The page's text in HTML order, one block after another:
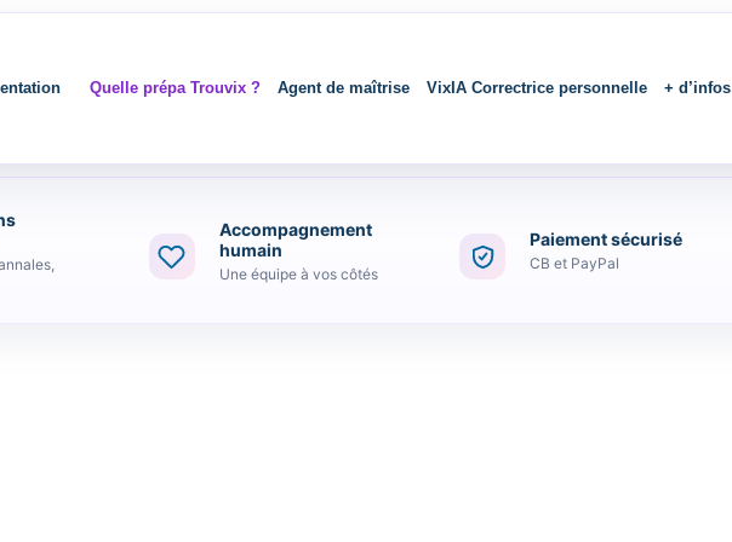
Quelle prépa Trouvix ? Agent de maîtrise VixIA Correctrice personnelle + d’infos
Accompagnement
humain
Une équipe à vos côtés
Paiement sécurisé
CB et PayPal
un commentaire sur Exemple de Réussite avec notre préparation ATSEM et Oral